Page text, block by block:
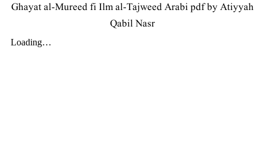
Ghayat al-Mureed fi Ilm al-Tajweed Arabi pdf by Atiyyah
Qabil Nasr